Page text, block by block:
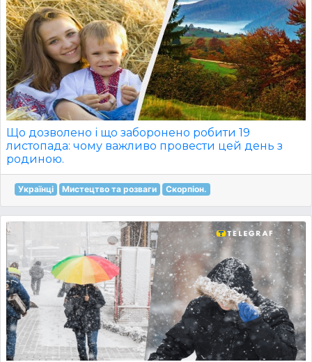
Що дозволено і що заборонено робити 19
листопада: чому важливо провести цей день з
родиною.
Українці Мистецтво та розваги Скорпіон.